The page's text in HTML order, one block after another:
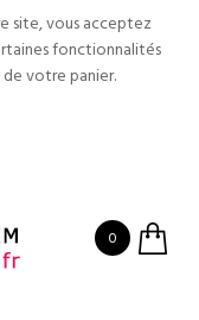
site, vous acceptez
fonctionnalités
votre panier.
0